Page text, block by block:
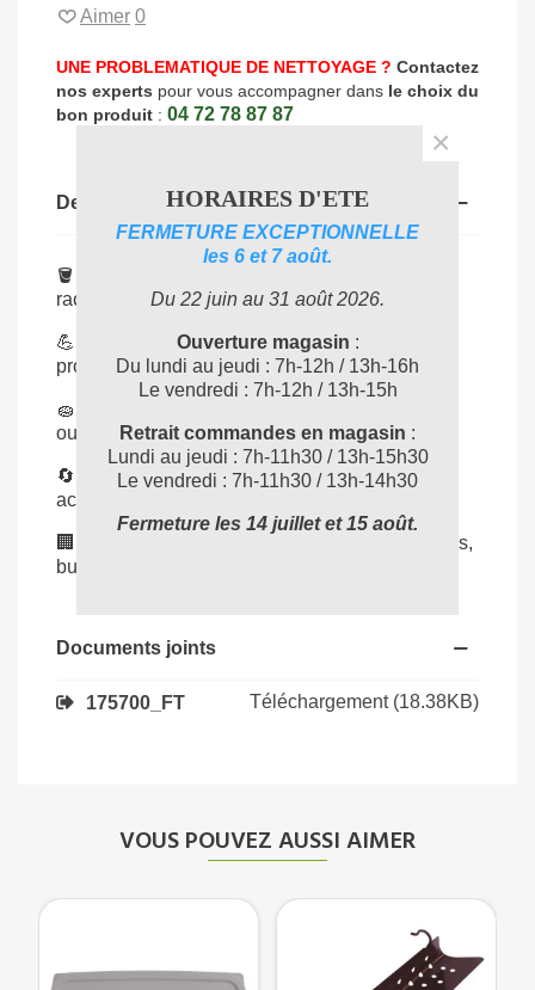
Aimer 0
UNE PROBLEMATIQUE DE NETTOYAGE ? Contactez
nos experts pour vous accompagner dans le choix du
bon produit : 04 72 78 87 87
Description
🪣
raclettes grand format.
💪 Robuste et durable: conçu pour un usage
professionnel intensif.
🧽
outils de lavage vitres.
🔄 Compatibilité Unger : idéal avec les
accessoires de la même gamme.
🏢
: adapté aux vitriers, hôtels,
bureaux et collectivités.
Documents joints
175700_FT Téléchargement (18.38KB)
VOUS POUVEZ AUSSI AIMER
HORAIRES D'ETE
FERMETURE EXCEPTIONNELLE
les 6 et 7 août.
Du 22 juin au 31 août 2026.
Ouverture magasin :
Du lundi au jeudi : 7h-12h / 13h-16h
Le vendredi : 7h-12h / 13h-15h
Retrait commandes en magasin :
Lundi au jeudi : 7h-11h30 / 13h-15h30
Le vendredi : 7h-11h30 / 13h-14h30
Fermeture les 14 juillet et 15 août.
×